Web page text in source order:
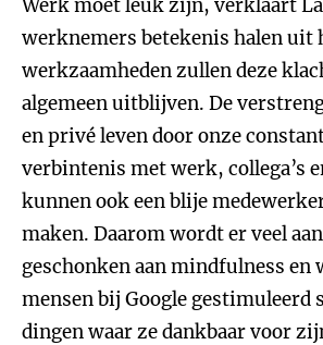
Werk moet leuk zijn, verklaart
werknemers betekenis halen uit
werkzaamheden zullen deze
algemeen uitblijven. De
en privé leven door onze
verbintenis met werk, collega’s
kunnen ook een blije
maken. Daarom wordt er veel
geschonken aan mindfulness en
mensen bij Google gestimuleerd
dingen waar ze dankbaar voor